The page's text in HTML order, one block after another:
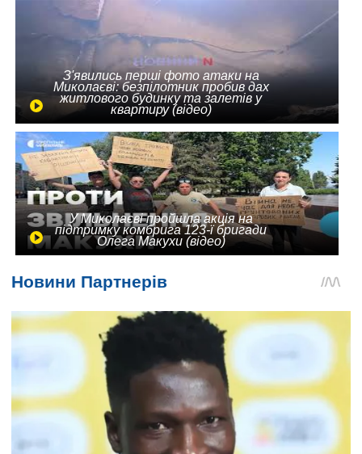
З'явились перші фото атаки на
Миколаєві: безпілотник пробив дах
житлового будинку та залетів у
квартиру (відео)
У Миколаєві пройшла акція на
підтримку комбрига 123-ї бригади
Олега Макухи (відео)